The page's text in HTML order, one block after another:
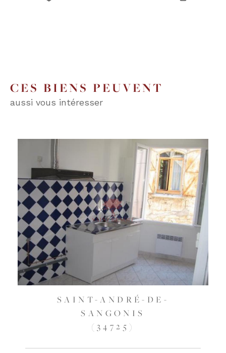
CES BIENS PEUVENT
aussi vous intéresser
SAINT-ANDRÉ-DE-
SANGONIS
(34725)